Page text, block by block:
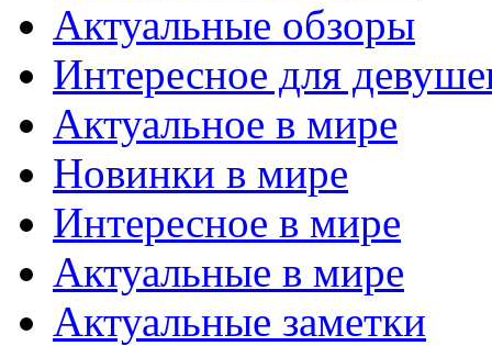
Актуальные обзоры
Интересное для
Актуальное в мире
Новинки в мире
Интересное в мире
Актуальные в мире
Актуальные заметки